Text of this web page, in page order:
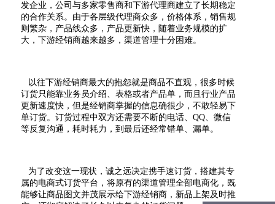
发企业， 公司与多家零售商和下游代理商建立了长期稳定
的合作关系。 由于各层级代理商众多，价格体系，销售规
则繁杂，产品线众多，产品更新快，随着业务规模的扩
大，下游经销商越来越多，渠道管理十分困难。
以往下游经销商最大的抱怨就是商品不直观，很多时候
订货只能靠业务员介绍、表格或者产品单，而且行业产品
更新速度快，但是经销商掌握的信息确很少，不敢轻易下
单订货。订货过程中双方还需要不断的电话、 QQ、微信
等反复沟通，耗时耗力，到最后还经常错单、漏单。
为了改变这一现状，诚之远决定携手速订货，搭建其专
属的电商式订货平台，将原有的渠道管理全部电商化，既
能够让商品图文并茂展示给下游经销商，新品上架及时推